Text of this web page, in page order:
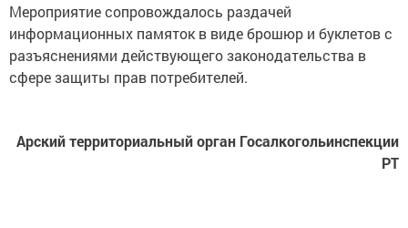
Мероприятие сопровождалось раздачей
информационных памяток в виде брошюр и буклетов с
разъяснениями действующего законодательства в
сфере защиты прав потребителей.
Арский территориальный орган Госалкогольинспекции
РТ